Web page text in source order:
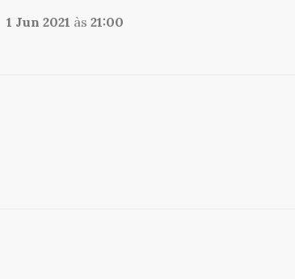
1 Jun 2021 às 21:00